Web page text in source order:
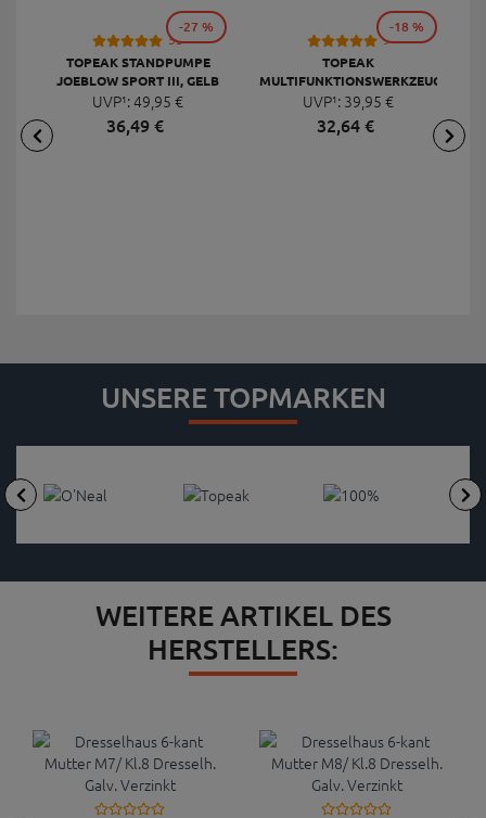
53
TOPEAK STANDPUMPE
JOEBLOW SPORT III, GELB
UVP¹:49,95 €
36,49€
-27 %
9
TOPEAK
MULTIFUNKTIONSWERKZEUG
MINI 20 PRO
UVP¹: 39,95 €
32,64€
-18 %
UNSERE TOPMARKEN
WEITERE ARTIKEL DES
HERSTELLERS: